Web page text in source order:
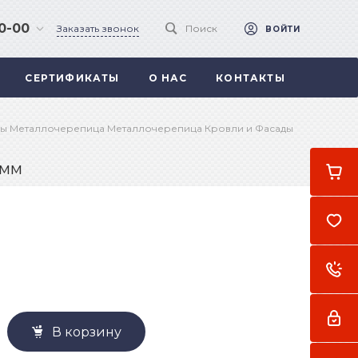
00 Заказать звонок Поиск ВОЙТИ
СЕРТИФИКАТЫ О НАС КОНТАКТЫ
Металлочерепица Металлочерепица Кровли и Фасады
В корзину